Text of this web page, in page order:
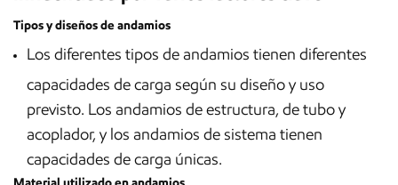
Tipos y diseños de andamios
Los diferentes tipos de andamios tienen diferentes
capacidades de carga según su diseño y uso
previsto. Los andamios de estructura, de tubo y
acoplador, y los andamios de sistema tienen
capacidades de carga únicas.